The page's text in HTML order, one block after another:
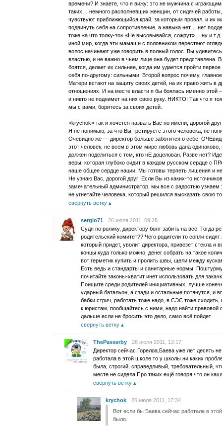
времени? И знаете, что я вижу: это не мужчина с
таких… немного располневших женщин, от сидячей
чувствуют приближющийся край, за которым провал, и их
подвинуть себя на сопротивление, а навыка нет… нет
тоже «а что толку-то» «Не высовывайся, сожрут»… ну и
иной мир, когда эти мамаши с половником перестают
волос начинают уже говорить в полный голос. Вы
властью, и не важно в чьем лице она будет
боятся, делает их сильнее, когда им удается пройти
себя по-другому: сильными. Второй вопрос почему,
Матери встают на защиту своих детей, на их право жить в
отношениях. И на месте власти я бы боялась именно этой
и никто не поднимет на них свою руку. НИКТО! Так что я
мы с вами, боритесь за своих детей.
«krychok» так и хочется назвать Вас по имени, дорогой
Я не понимаю, за что Вы третируете этого человека, не
Очевидно же — директор больше заботится о себе.
этот человек, не всем в этом мире любовь дана
должен поделиться с тем, кто нЕ доцелован. Разве нет?
веры, которая глубоко сидит в каждом русском сердце с
наше общее сердце нации. Мы готовы терпеть лишения и
Не узнаю Вас, дорогой друг! Если Вы из каких-то
замечательный администратор, мы все с радостью узнаем
не угнетайте человека, который решился высказать свою
свернуть ветку
sergio71
26 июля 2011, 09:28
Судя по ролику, директору болт забить на всё. Тогда
родительский комитет?? Чего родители то сопли
который придет, уволит директора, привезет стекла и
концы куда только можно, денег собрать на такое
вот герметик купить и пролить швы, щели между
Есть ведь и стандарты и санитарные нормы.
почитайте законы-хватит инет использовать для
Поищите среди родителей инициативных, лучше
ударный батальон, а сзади и остальные потянутся, и
бабки стрич, работать тоже надо, в СЭС тоже
к юристам, пообщайтесь с ними, надо найти правовой
дальше если не бросить это дело, само всё пойдет
свернуть ветку
ThePasserby
26 июля 2011, 12:17
Директор сейчас Горелоа.Баева уже лет десять
работала в этой школе то у школы ни каких
была, строгий, справедливый, требовательный,
месте не сидела.Про таких ещё говоря что он
свернуть ветку
krychok
26 июля 2011, 17:34
Вот если бы Баева сейчас работала в
было.